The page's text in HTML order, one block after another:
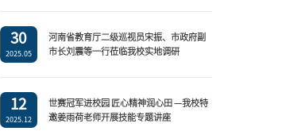
30
2025.05
河南省教育厅二级巡视员宋振、市政府副
市长刘震等一行莅临我校实地调研
12
2025.12
世赛冠军进校园 匠心精神润心田 —我校特
邀姜雨荷老师开展技能专题讲座